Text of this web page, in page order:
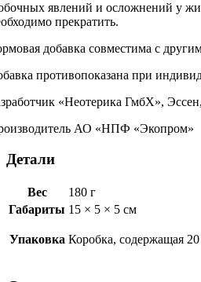
явлений и осложнений у
прекратить.
добавка совместима с
противопоказана при
«Неотерика ГмбХ»,
АО «НПФ «Экопром»
Детали
Вес
180 г
Габариты 15 × 5 × 5 см
Упаковка Коробка, содержащая